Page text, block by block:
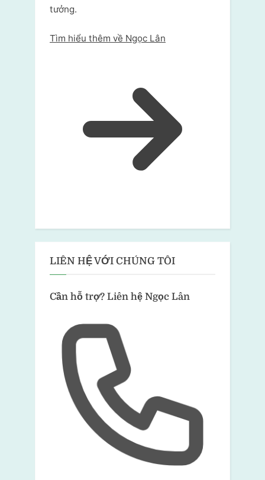
tưởng.
Tìm hiểu thêm về Ngọc Lân
LIÊN HỆ VỚI CHÚNG TÔI
Cần hỗ trợ? Liên hệ Ngọc Lân